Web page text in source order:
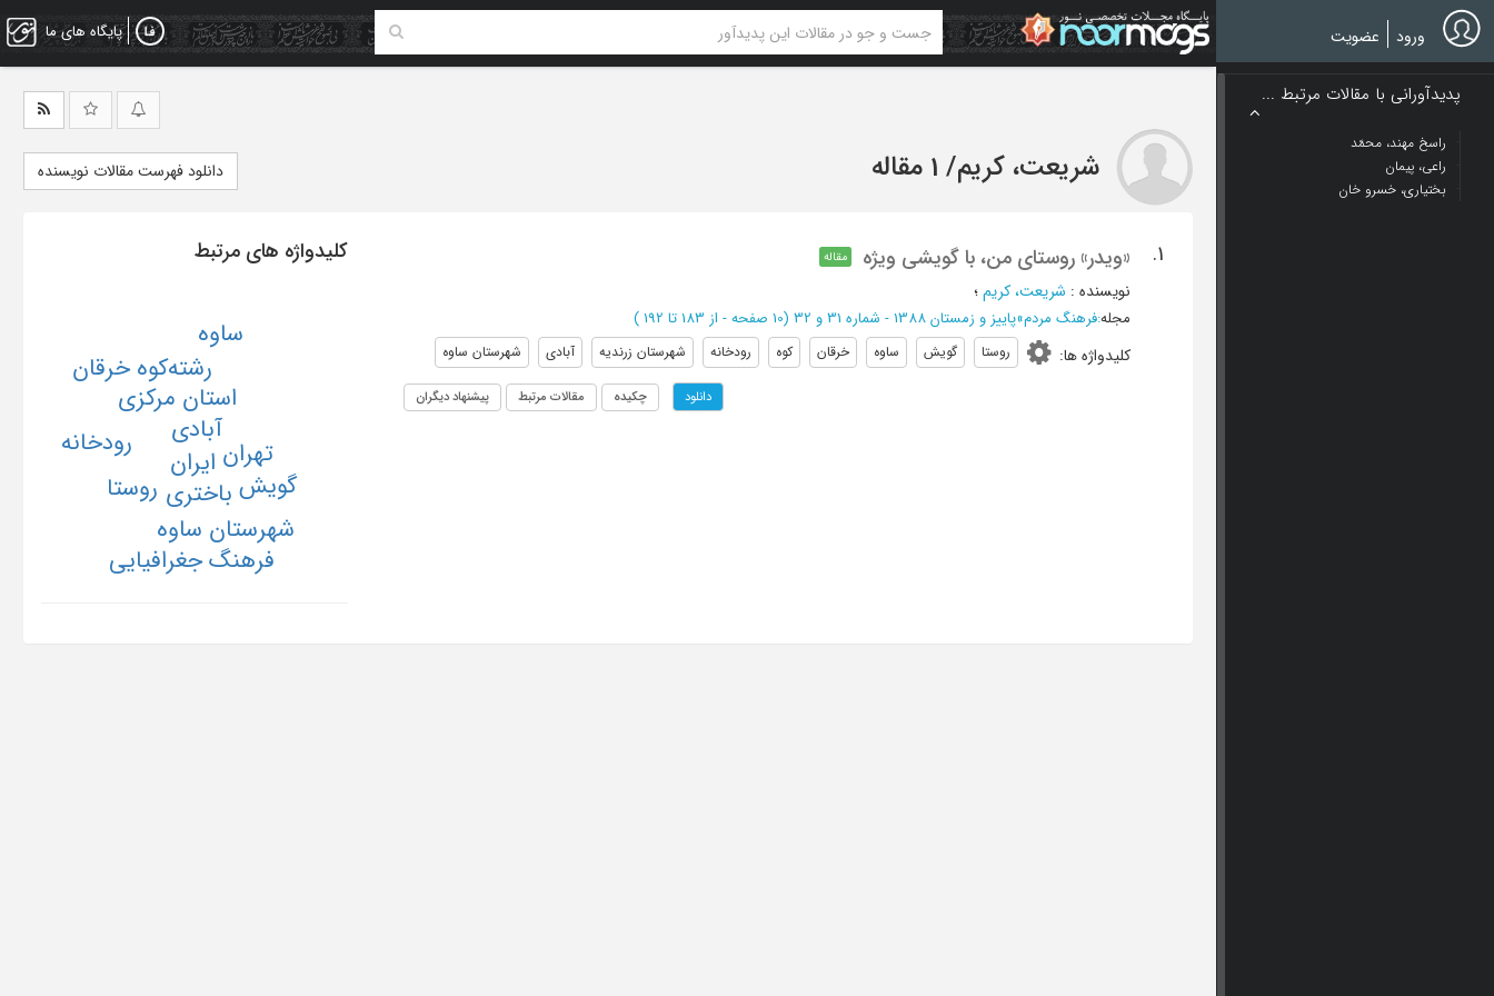
Skip
to
main
پایگاه های ما ورود عضویت
پدیدآورانی با مقالات مرتبط ...
راسخ مهند، محمّد
راعی، پیمان
بختیاری، خسرو خان
شریعت، کریم/ 1 مقاله دانلود فهرست مقالات نویسنده
1. «ویدر» روستای من، با گویشی ویژه مقاله
نویسنده : شریعت، کریم؛
مجله:فرهنگ مردم»پاییز و زمستان 1388 - شماره 31 و 32 (‎10 صفحه - از 183 تا 192 )
کلیدواژه ها: روستا گویش ساوه خرقان کوه رودخانه شهرستان زرندیه آبادی شهرستان ساوه
دانلود چکیده مقالات مرتبط پیشنهاد دیگران
کلیدواژه های مرتبط
آبادی
استان مرکزی
ایران
باختری
تهران
رشته‌کوه خرقان
رودخانه
روستا
ساوه
شهرستان ساوه
فرهنگ جغرافیایی
گویش